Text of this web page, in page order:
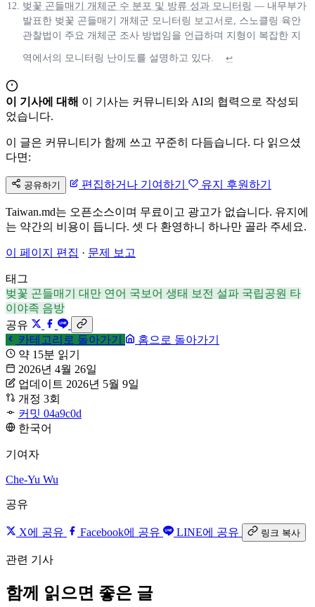
벚꽃 곤들매기 개체군 수 분포 및 방류 성과 모니터링 — 내무부가
발표한 벚꽃 곤들매기 개체군 모니터링 보고서로, 스노클링 육안
관찰법이 주요 개체군 조사 방법임을 언급하며 지형이 복잡한 지
역에서의 모니터링 난이도를 설명하고 있다. ↩
이 기사에 대해 이 기사는 커뮤니티와 AI의 협력으로 작성되
었습니다.
이 글은 커뮤니티가 함께 쓰고 꾸준히 다듬습니다. 다 읽으셨
다면:
공유하기 편집하거나 기여하기 유지 후원하기
Taiwan.md는 오픈소스이며 무료이고 광고가 없습니다. 유지에
는 약간의 비용이 듭니다. 셋 다 환영하니 하나만 골라 주세요.
이 페이지 편집 · 문제 보고
태그
벚꽃 곤들매기 대만 연어 국보어 생태 보전 설파 국립공원 타
이야족 음방
공유
카테고리로 돌아가기
홈으로 돌아가기
약 15분 읽기
2026년 4월 26일
업데이트 2026년 5월 9일
개정 3회
커밋 04a9c0d
한국어
기여자
Che-Yu Wu
공유
X에 공유 Facebook에 공유 LINE에 공유 링크 복사
관련 기사
함께 읽으면 좋은 글